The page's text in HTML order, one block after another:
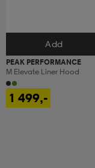
Velg størrelse
Add
PEAK PERFORMANCE
M Elevate Liner Hood
1 499,-